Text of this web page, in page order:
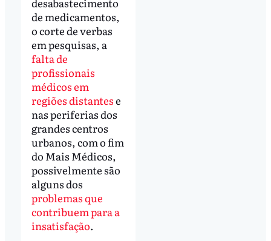
de medicamentos,
o corte de verbas
em pesquisas, a
falta de
profissionais
médicos em
regiões distantese
nas periferias dos
grandes centros
urbanos, com o fim
do Mais Médicos,
possivelmente são
alguns dos
problemas que
contribuem para a
insatisfação.